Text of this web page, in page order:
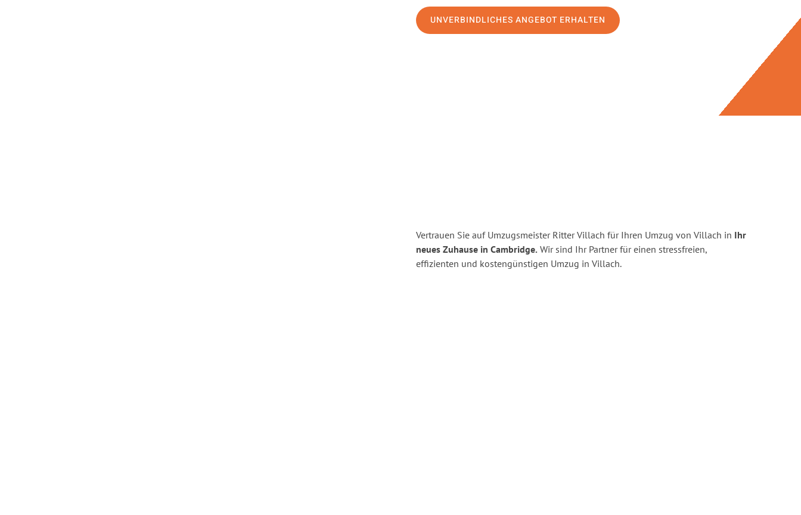
UNVERBINDLICHES ANGEBOT ERHALTEN
Vertrauen Sie auf Umzugsmeister Ritter Villach für Ihren Umzug von Villach in Ihr
neues Zuhause in Cambridge. Wir sind Ihr Partner für einen stressfreien,
effizienten und kostengünstigen Umzug in Villach.